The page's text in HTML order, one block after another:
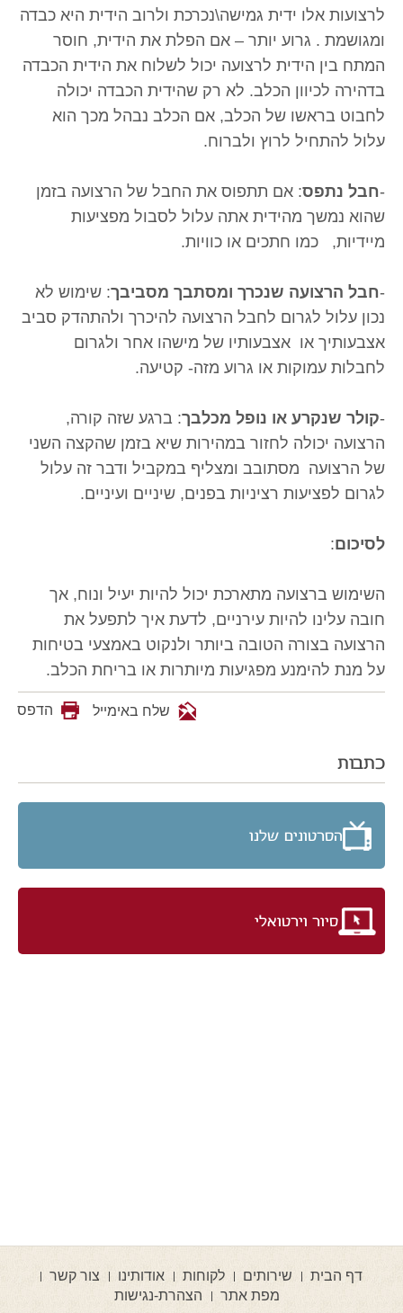
כתבות
הסרטונים שלנו
סיור וירטואלי
לרצועות אלו ידית גמישה\נכרכת ולרוב הידית היא כבדה
ומגושמת . גרוע יותר – אם הפלת את הידית, חוסר
המתח בין הידית לרצועה יכול לשלוח את הידית הכבדה
בדהירה לכיוון הכלב. לא רק שהידית הכבדה יכולה
לחבוט בראשו של הכלב, אם הכלב נבהל מכך הוא
עלול להתחיל לרוץ ולברוח.
-חבל נתפס: אם תתפוס את החבל של הרצועה בזמן
שהוא נמשך מהידית אתה עלול לסבול מפציעות
מיידיות, כמו חתכים או כוויות.
-חבל הרצועה שנכרך ומסתבך מסביבך: שימוש לא
נכון עלול לגרום לחבל הרצועה להיכרך ולהתהדק סביב
אצבעותיך או אצבעותיו של מישהו אחר ולגרום
לחבלות עמוקות או גרוע מזה- קטיעה.
-קולר שנקרע או נופל מכלבך: ברגע שזה קורה,
הרצועה יכולה לחזור במהירות שיא בזמן שהקצה השני
של הרצועה מסתובב ומצליף במקביל ודבר זה עלול
לגרום לפציעות רציניות בפנים, שיניים ועיניים.
לסיכום:
השימוש ברצועה מתארכת יכול להיות יעיל ונוח, אך
חובה עלינו להיות עירניים, לדעת איך לתפעל את
הרצועה בצורה הטובה ביותר ולנקוט באמצעי בטיחות
על מנת להימנע מפגיעות מיותרות או בריחת הכלב.
שלח באימייל הדפס
דף הבית שירותים לקוחות אודותינו
צור קשר
מפת אתר
הצהרת-נגישות